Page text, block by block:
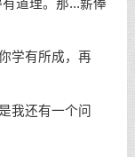
道理。那...薪俸
学有所成，再
我还有一个问